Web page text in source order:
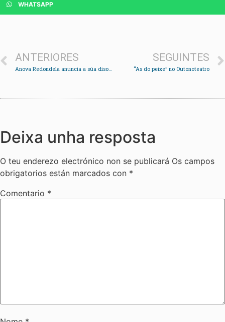
WHATSAPP
ANTERIORES
Anova Redondela anuncia a súa disolución
SEGUINTES
“As do peixe” no Outonoteatro
Deixa unha resposta
O teu enderezo electrónico non se publicará Os campos
obrigatorios están marcados con *
Comentario *